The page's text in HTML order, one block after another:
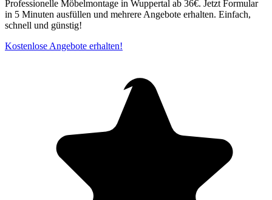
Professionelle Möbelmontage in Wuppertal ab 36€. Jetzt Formular
in 5 Minuten ausfüllen und mehrere Angebote erhalten. Einfach,
schnell und günstig!
Kostenlose Angebote erhalten!